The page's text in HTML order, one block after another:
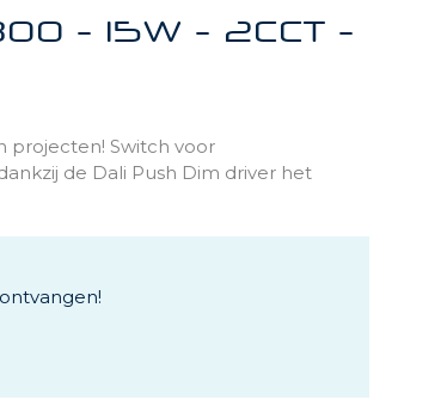
- 15W - 2CCT -
projecten! Switch voor
de Dali Push Dim driver het